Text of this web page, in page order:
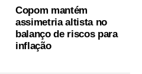
Copom mantém
assimetria altista no
balanço de riscos para
inflação